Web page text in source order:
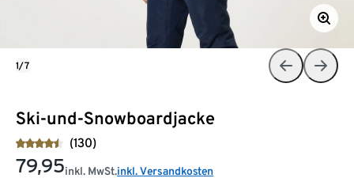
Ski-und-Snowboardjacke
(130)
79,95inkl. MwSt.inkl. Versandkosten
1/7